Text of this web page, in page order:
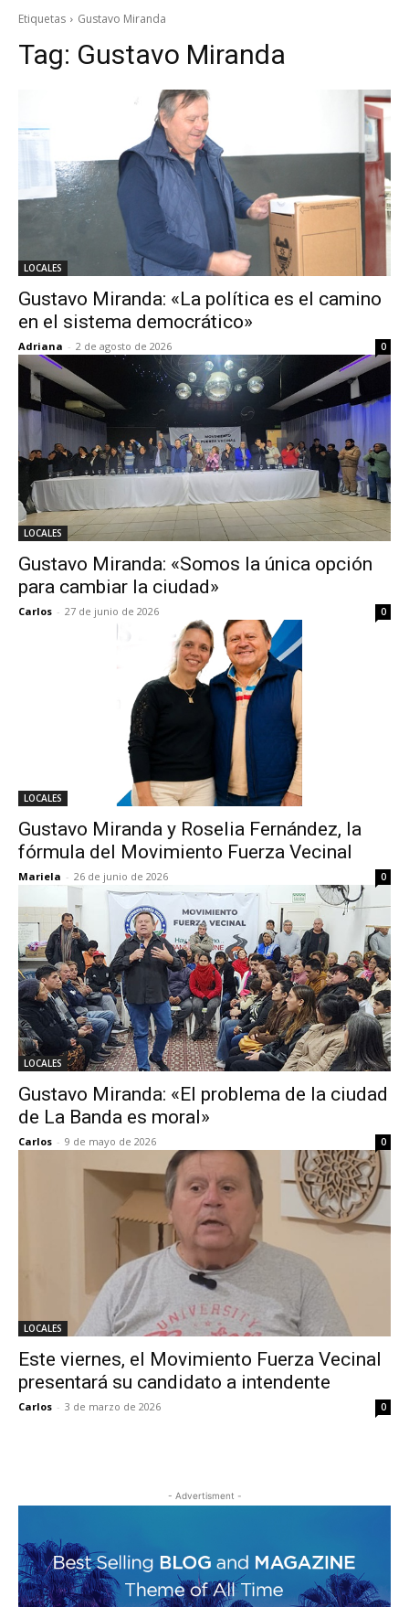
Etiquetas Gustavo Miranda
Tag: Gustavo Miranda
LOCALES
Gustavo Miranda: «La política es el camino
en el sistema democrático»
Adriana - 2 de agosto de 2026 0
LOCALES
Gustavo Miranda: «Somos la única opción
para cambiar la ciudad»
Carlos - 27 de junio de 2026 0
LOCALES
Gustavo Miranda y Roselia Fernández, la
fórmula del Movimiento Fuerza Vecinal
Mariela - 26 de junio de 2026 0
LOCALES
Gustavo Miranda: «El problema de la ciudad
de La Banda es moral»
Carlos - 9 de mayo de 2026 0
LOCALES
Este viernes, el Movimiento Fuerza Vecinal
presentará su candidato a intendente
Carlos - 3 de marzo de 2026 0
- Advertisment -